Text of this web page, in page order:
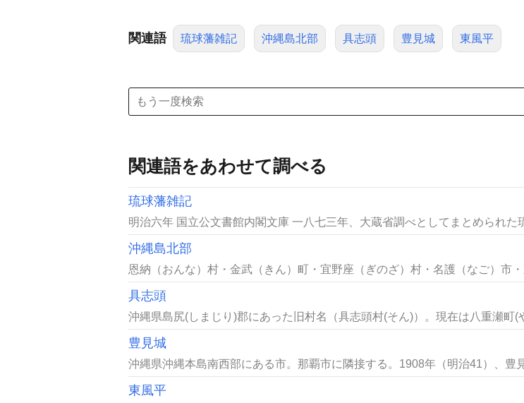
関連語 琉球藩雑記 沖縄島北部 具志頭 豊見城 東風平
関連語をあわせて調べる
琉球藩雑記
明治六年 国立公文書館内閣文庫 一八七三年、大蔵省調べとしてまとめられた
沖縄島北部
恩納（おんな）村・金武（きん）町・宜野座（ぎのざ）村・名護（なご）市
具志頭
沖縄県島尻(しまじり)郡にあった旧村名（具志頭村(そん)）。現在は八重瀬町(
豊見城
沖縄県沖縄本島南西部にある市。那覇市に隣接する。1908年（明治41）、豊
東風平